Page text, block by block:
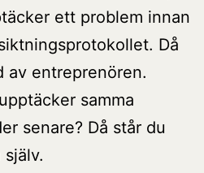
ett problem innan
Då
av entreprenören.
samma
senare? Då står du